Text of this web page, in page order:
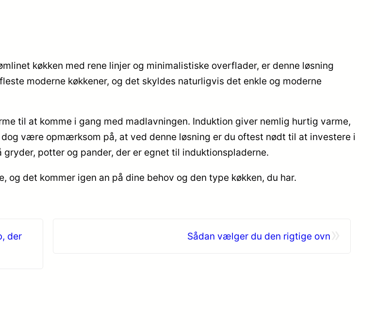
køkken med rene linjer og minimalistiske overflader, er denne løsning
moderne køkkener, og det skyldes naturligvis det enkle og moderne
til at komme i gang med madlavningen. Induktion giver nemlig hurtig varme,
være opmærksom på, at ved denne løsning er du oftest nødt til at investere i
potter og pander, der er egnet til induktionspladerne.
det kommer igen an på dine behov og den type køkken, du har.
der
Sådan vælger du den rigtige ovn